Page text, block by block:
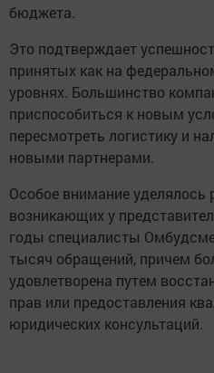
бюджета.
Это подтверждает
принятых как на
уровнях. Большинство
приспособиться к новым
пересмотреть логистику и
новыми партнерами.
Особое внимание
возникающих у
годы специалисты
тысяч обращений, причем
удовлетворена путем
прав или предоставления
юридических консультаций.